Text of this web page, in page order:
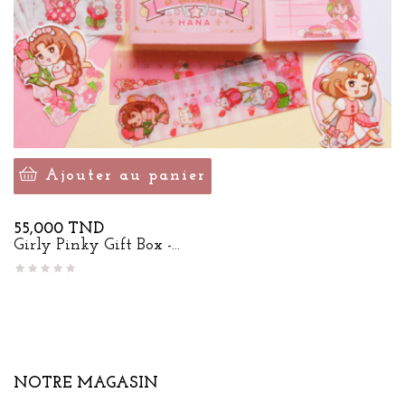
Ajouter au panier
Prix
55,000 TND
Girly Pinky Gift Box -...
NOTRE MAGASIN